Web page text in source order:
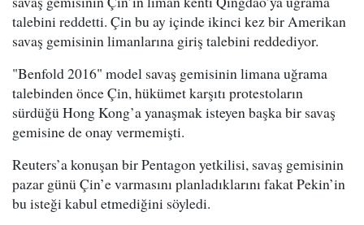
talebini reddetti. Çin bu ay içinde ikinci kez bir Amerikan
savaş gemisinin limanlarına giriş talebini reddediyor.
"Benfold 2016" model savaş gemisinin limana uğrama
talebinden önce Çin, hükümet karşıtı protestoların
sürdüğü Hong Kong’a yanaşmak isteyen başka bir savaş
gemisine de onay vermemişti.
Reuters’a konuşan bir Pentagon yetkilisi, savaş gemisinin
pazar günü Çin’e varmasını planladıklarını fakat Pekin’in
bu isteği kabul etmediğini söyledi.